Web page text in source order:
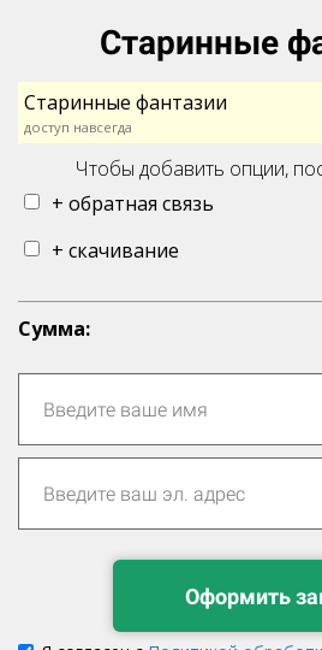
Старинные
Старинные фантазии
доступ навсегда
Чтобы добавить опции,
+ обратная связь
+ скачивание
Cумма:
Оформить